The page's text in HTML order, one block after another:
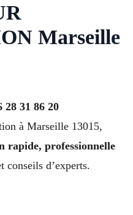
Marseille
31 86 20
à Marseille 13015,
rapide, professionnelle
conseils d’experts.